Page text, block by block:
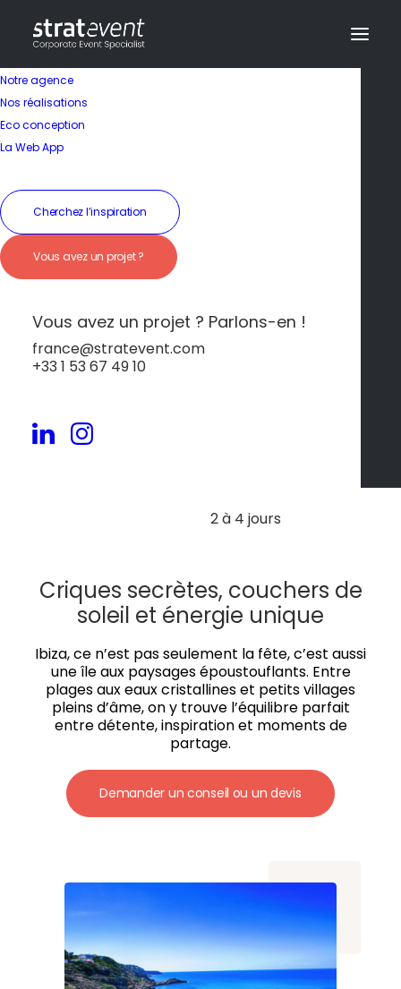
Notre agence
Nos réalisations
Eco conception
La Web App
Cherchez l’inspiration
Vous avez un projet ?
Vous avez un projet ? Parlons-en !
france@stratevent.com
+33 1 53 67 49 10
Séminaire en Espagne
Ibiza – Nature
sauvage et ambiance
envoûtante
Ibiza
2 à 4 jours
Criques secrètes, couchers de
soleil et énergie unique
Ibiza, ce n’est pas seulement la fête, c’est aussi
une île aux paysages époustouflants. Entre
plages aux eaux cristallines et petits villages
pleins d’âme, on y trouve l’équilibre parfait
entre détente, inspiration et moments de
partage.
Demander un conseil ou un devis